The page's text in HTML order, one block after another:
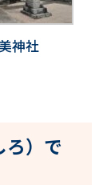
神社
ろ）で